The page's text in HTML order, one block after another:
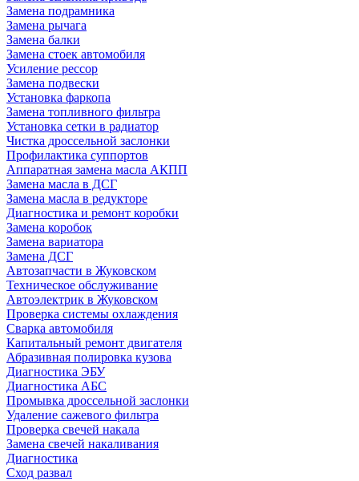
Замена подрамника
Замена рычага
Замена балки
Замена стоек автомобиля
Усиление рессор
Замена подвески
Установка фаркопа
Замена топливного фильтра
Установка сетки в радиатор
Чистка дроссельной заслонки
Профилактика суппортов
Аппаратная замена масла АКПП
Замена масла в ДСГ
Замена масла в редукторе
Диагностика и ремонт коробки
Замена коробок
Замена вариатора
Замена ДСГ
Автозапчасти в Жуковском
Техническое обслуживание
Автоэлектрик в Жуковском
Проверка системы охлаждения
Сварка автомобиля
Капитальный ремонт двигателя
Абразивная полировка кузова
Диагностика ЭБУ
Диагностика АБС
Промывка дроссельной заслонки
Удаление сажевого фильтра
Проверка свечей накала
Замена свечей накаливания
Диагностика
Сход развал